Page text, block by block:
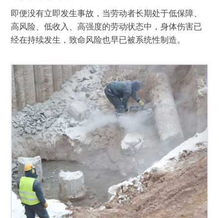
即便没有立即发生事故，当劳动者长期处于低保障、
高风险、低收入、高强度的劳动状态中，身体伤害已
经在持续发生，致命风险也早已被系统性制造。